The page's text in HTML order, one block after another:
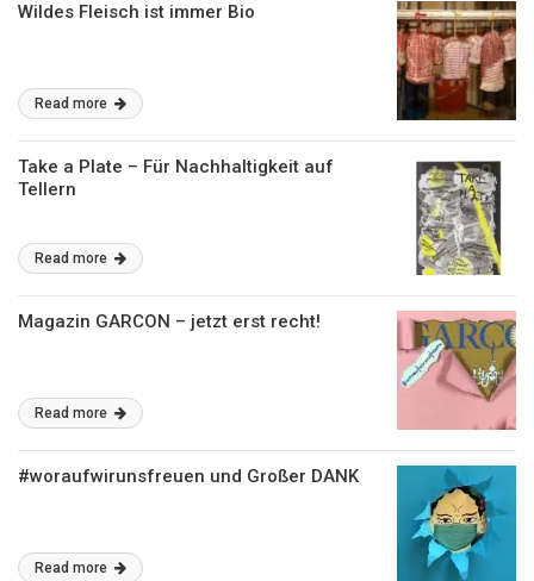
Wildes Fleisch ist immer Bio
Read more
Take a Plate – Für Nachhaltigkeit auf
Tellern
Read more
Magazin GARCON – jetzt erst recht!
Read more
#woraufwirunsfreuen und Großer DANK
Read more